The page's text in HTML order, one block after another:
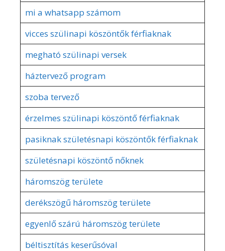
mi a whatsapp számom
vicces szülinapi köszöntők férfiaknak
megható szülinapi versek
háztervező program
szoba tervező
érzelmes szülinapi köszöntő férfiaknak
pasiknak születésnapi köszöntők férfiaknak
születésnapi köszöntő nőknek
háromszög területe
derékszögű háromszög területe
egyenlő szárú háromszög területe
béltisztítás keserűsóval